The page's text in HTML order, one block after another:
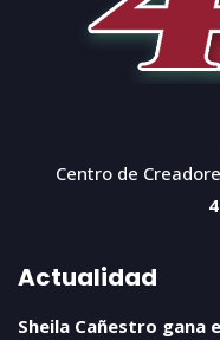
Centro de
Actualidad
Sheila Cañestro gana